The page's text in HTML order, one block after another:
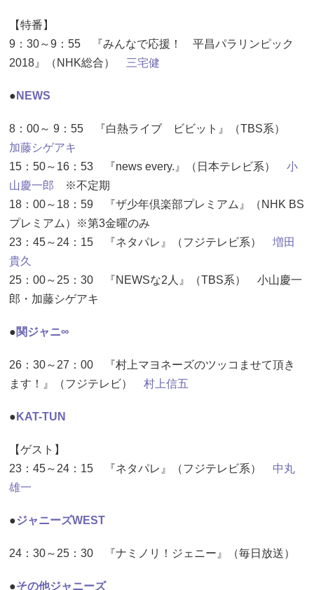
【特番】
9：30～9：55 『みんなで応援！ 平昌パラリンピック
2018』（NHK総合） 三宅健
● NEWS
8：00～ 9：55 『白熱ライブ ビビット』（TBS系）
加藤シゲアキ
15：50～16：53 『news every.』（日本テレビ系） 小
山慶一郎 ※不定期
18：00～18：59 『ザ少年倶楽部プレミアム』（NHK BS
プレミアム）※第3金曜のみ
23：45～24：15 『ネタパレ』（フジテレビ系） 増田
貴久
25：00～25：30 『NEWSな2人』（TBS系） 小山慶一
郎・加藤シゲアキ
●関ジャニ∞
26：30～27：00 『村上マヨネーズのツッコませて頂き
ます！』（フジテレビ） 村上信五
● KAT-TUN
【ゲスト】
23：45～24：15 『ネタパレ』（フジテレビ系） 中丸
雄一
●ジャニーズWEST
24：30～25：30 『ナミノリ！ジェニー』（毎日放送）
●その他ジャニーズ